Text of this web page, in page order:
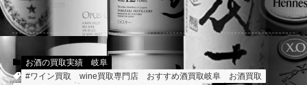
お酒の買取実績
岐阜
#ワイン買取
wine買取専門店 おすすめ酒買取岐阜
お酒買取